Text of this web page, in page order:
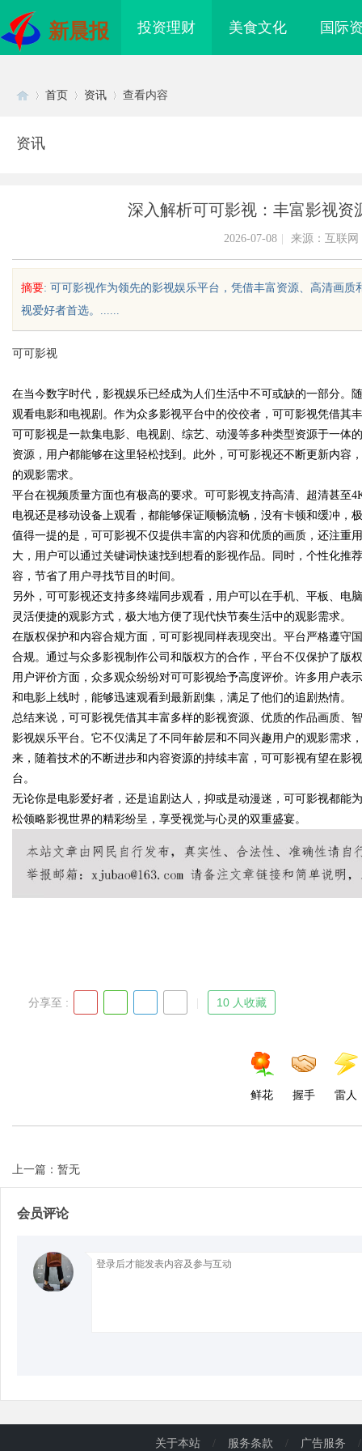
新晨报 投资理财 美食文化 国际
uz
!
Bo
首页 资讯 查看内容
资讯
深入解析可可影视：丰富影视资
2026-07-08 来源：互联网
摘要: 可可影视作为领先的影视娱乐平台，凭借丰富资源、高清画
视爱好者首选。......
可可影视
在当今数字时代，影视娱乐已经成为人们生活中不可或缺的一部分。
观看电影和电视剧。作为众多影视平台中的佼佼者，可可影视凭借其
可可影视是一款集电影、电视剧、综艺、动漫等多种类型资源于一体
资源，用户都能够在这里轻松找到。此外，可可影视还不断更新内容
的观影需求。
平台在视频质量方面也有极高的要求。可可影视支持高清、超清甚至
电视还是移动设备上观看，都能够保证顺畅流畅，没有卡顿和缓冲，
值得一提的是，可可影视不仅提供丰富的内容和优质的画质，还注重
大，用户可以通过关键词快速找到想看的影视作品。同时，个性化推
容，节省了用户寻找节目的时间。
另外，可可影视还支持多终端同步观看，用户可以在手机、平板、电
灵活便捷的观影方式，极大地方便了现代快节奏生活中的观影需求。
在版权保护和内容合规方面，可可影视同样表现突出。平台严格遵守
合规。通过与众多影视制作公司和版权方的合作，平台不仅保护了版
用户评价方面，众多观众纷纷对可可影视给予高度评价。许多用户表
和电影上线时，能够迅速观看到最新剧集，满足了他们的追剧热情。
总结来说，可可影视凭借其丰富多样的影视资源、优质的作品画质、
影视娱乐平台。它不仅满足了不同年龄层和不同兴趣用户的观影需求
来，随着技术的不断进步和内容资源的持续丰富，可可影视有望在影
台。
无论你是电影爱好者，还是追剧达人，抑或是动漫迷，可可影视都能
松领略影视世界的精彩纷呈，享受视觉与心灵的双重盛宴。
分享至 : 10 人收藏
鲜花 握手 雷人
上一篇：暂无
会员评论
新发
花钱，ai却天天给他免费派单？
关于本站 / 服务条款 / 广告服务 /